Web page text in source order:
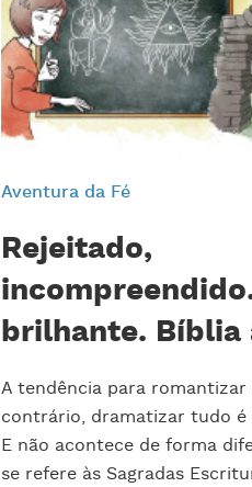
Aventura da Fé
Rejeitado,
brilhante. Bíblia
A tendência para romantizar
contrário, dramatizar tudo é
E não acontece de forma
se refere às Sagradas